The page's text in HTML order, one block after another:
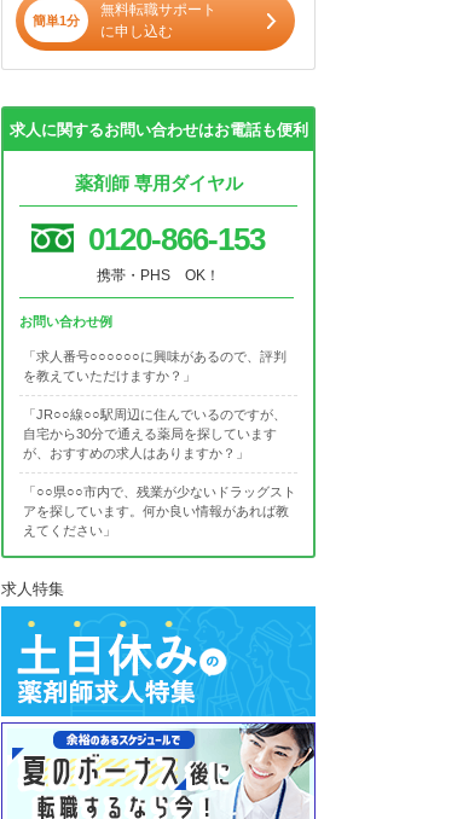
簡単1分
無料転職サポート
に申し込む
求人に関するお問い合わせはお電話も便利
薬剤師 専用ダイヤル
0120-866-153
携帯・PHS OK！
お問い合わせ例
「求人番号○○○○○○に興味があるので、評判
を教えていただけますか？」
「JR○○線○○駅周辺に住んでいるのですが、
自宅から30分で通える薬局を探しています
が、おすすめの求人はありますか？」
「○○県○○市内で、残業が少ないドラッグスト
アを探しています。何か良い情報があれば教
えてください」
求人特集